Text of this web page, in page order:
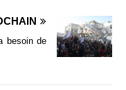
besoin de